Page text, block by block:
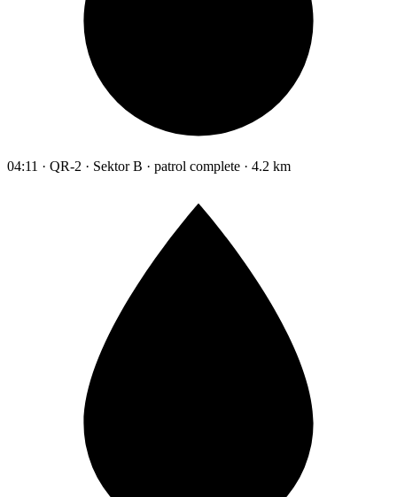
04:11 · QR-2 · Sektor B · patrol complete · 4.2 km